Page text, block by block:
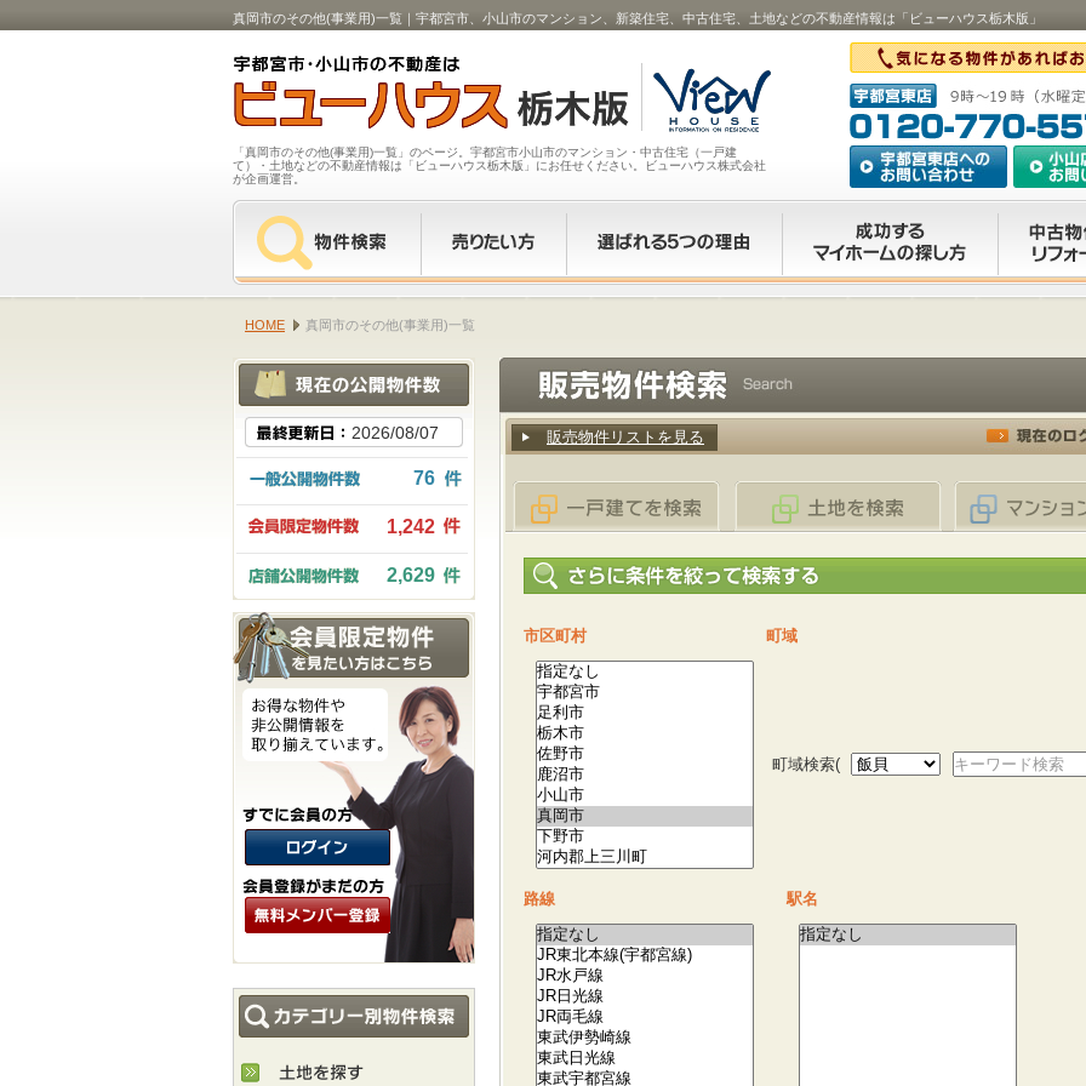
真岡市のその他(事業用)一覧｜宇都宮市、小山市のマンション、新築住宅、中古住宅、土地などの不動産情報は「ビューハウス栃木版」
「真岡市のその他(事業用)一覧」のページ。宇都宮市小山市のマンション・中古住宅（一戸建
て）・土地などの不動産情報は「ビューハウス栃木版」にお任せください。ビューハウス株式会社
が企画運営。
HOME 真岡市のその他(事業用)一覧
販売物件リストを見る
市区町村 町域
町域検索( キーワード検索
路線 駅名
2026/08/07
76
1,242
2,629